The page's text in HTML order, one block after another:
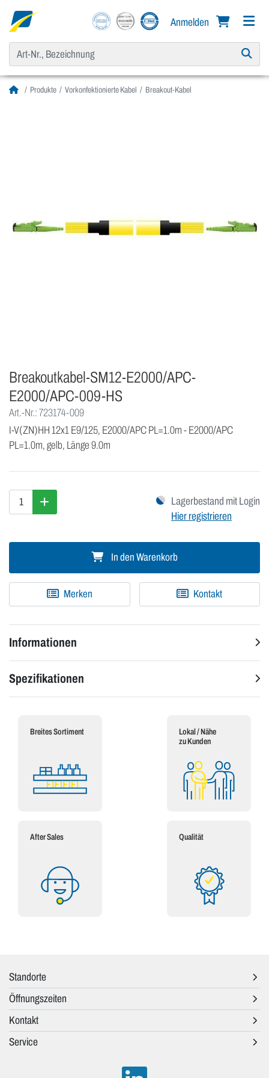
Anmelden
Produkte Vorkonfektionierte Kabel Breakout-Kabel
Breakoutkabel-SM12-E2000/APC-
E2000/APC-009-HS
Art.-Nr.: 723174-009
I-V(ZN)HH 12x1 E9/125, E2000/APC PL=1.0m - E2000/APC
PL=1.0m, gelb, Länge 9.0m
Lagerbestand mit Login
Hier registrieren
In den Warenkorb
Merken Kontakt
Informationen
Spezifikationen
Breites Sortiment
Lokal / Nähe
zu Kunden
After Sales Qualität
Standorte
Öffnungszeiten
Kontakt
Service